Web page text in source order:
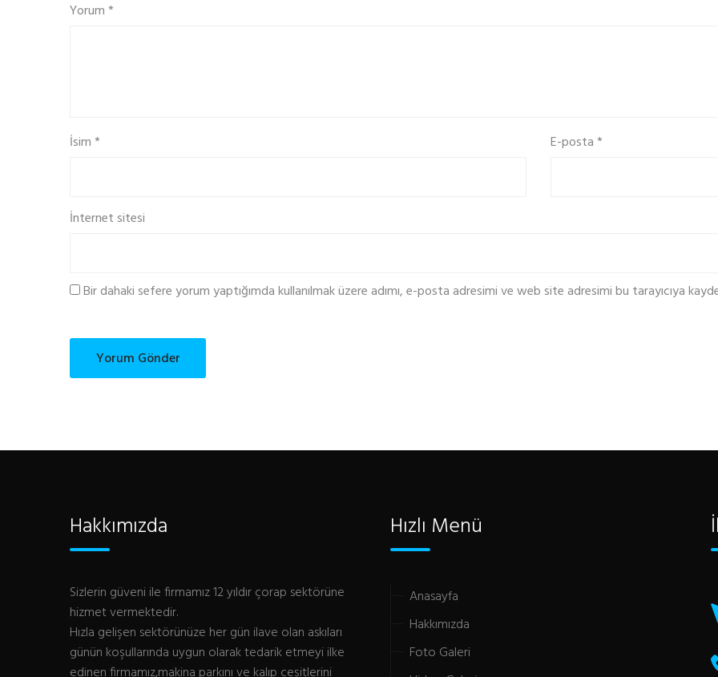
Yorum*
İsim* E-posta*
İnternet sitesi
Bir dahaki sefere yorum yaptığımda kullanılmak üzere adımı, e-posta adresimi ve web site adresimi bu tarayıcıya
Hakkımızda
Sizlerin güveni ile firmamız 12 yıldır çorap sektörüne
hizmet vermektedir.
Hızla gelişen sektörünüze her gün ilave olan askıları
günün koşullarında uygun olarak tedarik etmeyi ilke
Hızlı Menü
Anasayfa
Hakkımızda
Foto Galeri